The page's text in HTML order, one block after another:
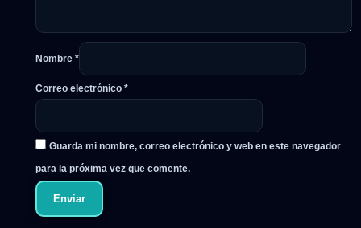
Nombre *
Correo electrónico *
Guarda mi nombre, correo electrónico y web en este navegador
para la próxima vez que comente.